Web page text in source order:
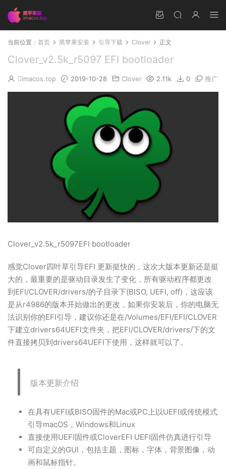
当前位置： 首页 黑苹果安装 引导下载 Clover 正文
Clover_v2.5k_r5097 EFI bootloader
imacos.top 2019-10-28 Clover 2.11k 0 推广
Clover_v2.5k_r5097EFI bootloader
感觉Clover四叶草引导EFI 更新挺快的，这次大版本更新还是挺
大的，最重要的是驱动目录发生了变化，所有驱动程序都更改
到EFI/CLOVER/drivers/的子目录下(BISO, UEFI, off)，这应该
是从r4986的版本开始做出的更改，如果你安装后，你的电脑无
法识别你的EFI引导，建议你还是在/Volumes/EFI/EFI/CLOVER
下建立drivers64UEFI文件夹，把EFI/CLOVER/drivers/下的文
件直接拷贝到drivers64UEFI下使用，这样就可以了。
版本更新介绍
在具有UEFI或BISO固件的Mac或PC上以UEFI或传统模式
引导macOS，Windows和Linux
直接使用UEFI固件或CloverEFI UEFI固件仿真进行引导
可自定义的GUI，包括主题，图标，字体，背景图像，动
画和鼠标指针。